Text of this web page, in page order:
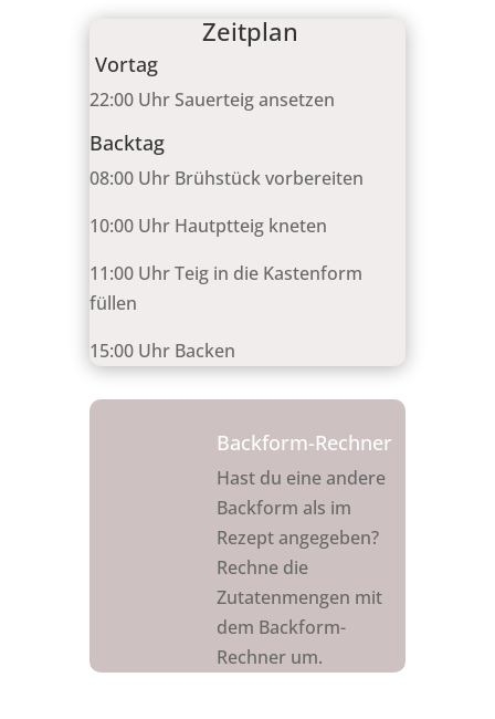
Zeitplan
Vortag
22:00 Uhr Sauerteig ansetzen
Backtag
08:00 Uhr Brühstück vorbereiten
10:00 Uhr Hautptteig kneten
11:00 Uhr Teig in die Kastenform
füllen
15:00 Uhr Backen
Backform-Rechner
Hast du eine andere
Backform als im
Rezept angegeben?
Rechne die
Zutatenmengen mit
dem Backform-
Rechner um.